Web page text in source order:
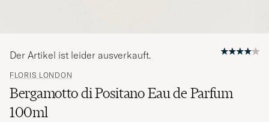
FLORIS LONDON
Bergamotto di Positano Eau de Parfum
100ml
Der Artikel ist leider ausverkauft.